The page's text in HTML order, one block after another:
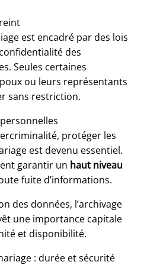
est encadré par des lois
des
Seules certaines
ou leurs représentants
sans restriction.
protéger les
est devenu essentiel.
garantir un haut niveau
fuite d’informations.
des données, l’archivage
une importance capitale
et disponibilité.
: durée et sécurité